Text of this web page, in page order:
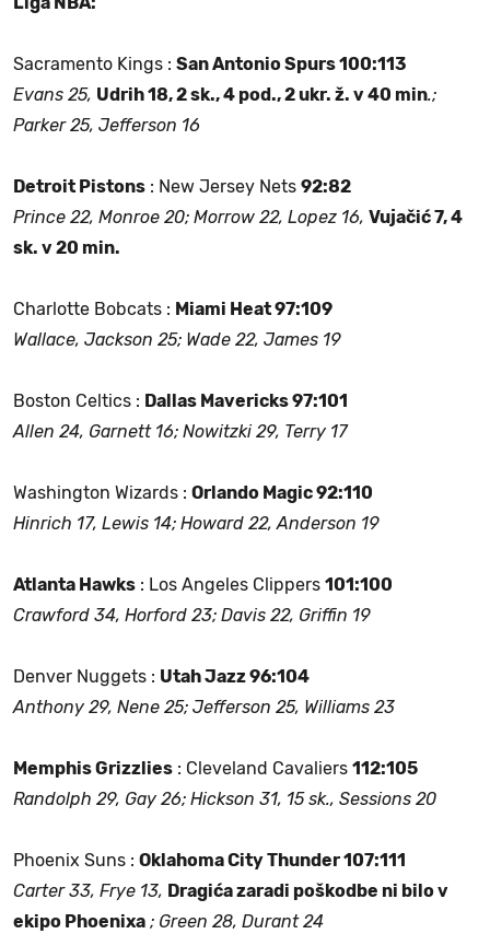
Sacramento Kings : San Antonio Spurs 100:113
Evans 25, Udrih 18, 2 sk., 4 pod., 2 ukr. ž. v 40 min.;
Parker 25, Jefferson 16
Detroit Pistons : New Jersey Nets 92:82
Prince 22, Monroe 20; Morrow 22, Lopez 16, Vujačić 7, 4
sk. v 20 min.
Charlotte Bobcats : Miami Heat 97:109
Wallace, Jackson 25; Wade 22, James 19
Boston Celtics : Dallas Mavericks 97:101
Allen 24, Garnett 16; Nowitzki 29, Terry 17
Washington Wizards : Orlando Magic 92:110
Hinrich 17, Lewis 14; Howard 22, Anderson 19
Atlanta Hawks : Los Angeles Clippers 101:100
Crawford 34, Horford 23; Davis 22, Griffin 19
Denver Nuggets : Utah Jazz 96:104
Anthony 29, Nene 25; Jefferson 25, Williams 23
Memphis Grizzlies : Cleveland Cavaliers 112:105
Randolph 29, Gay 26; Hickson 31, 15 sk., Sessions 20
Phoenix Suns : Oklahoma City Thunder 107:111
Carter 33, Frye 13, Dragića zaradi poškodbe ni bilo v
ekipo Phoenixa ; Green 28, Durant 24